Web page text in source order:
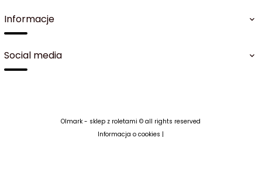
Informacje
Social media
Olmark - sklep z roletami © all rights reserved
Informacja o cookies |